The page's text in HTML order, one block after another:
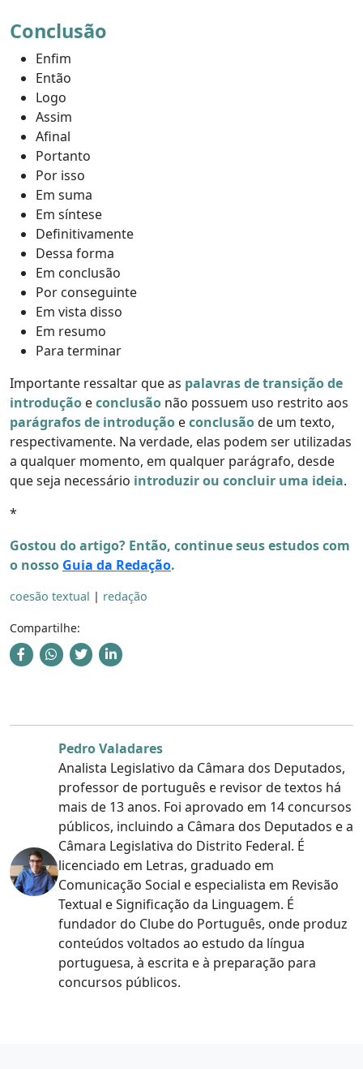
Conclusão
Enfim
Então
Logo
Assim
Afinal
Portanto
Por isso
Em suma
Em síntese
Definitivamente
Dessa forma
Em conclusão
Por conseguinte
Em vista disso
Em resumo
Para terminar
Importante ressaltar que as palavras de transição de
introdução econclusão não possuem uso restrito aos
parágrafos de introdução econclusãode um texto,
respectivamente. Na verdade, elas podem ser utilizadas
a qualquer momento, em qualquer parágrafo, desde
que seja necessário introduzir ou concluir uma ideia.
*
Gostou do artigo? Então, continue seus estudos com
o nosso Guia da Redação.
coesão textual | redação
Compartilhe:
Pedro Valadares
Analista Legislativo da Câmara dos Deputados,
professor de português e revisor de textos há
mais de 13 anos. Foi aprovado em 14 concursos
públicos, incluindo a Câmara dos Deputados e a
Câmara Legislativa do Distrito Federal. É
licenciado em Letras, graduado em
Comunicação Social e especialista em Revisão
Textual e Significação da Linguagem. É
fundador do Clube do Português, onde produz
conteúdos voltados ao estudo da língua
portuguesa, à escrita e à preparação para
concursos públicos.